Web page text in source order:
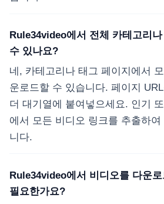
Rule34video에서 전체 카테고리
수 있나요?
네, 카테고리나 태그 페이지에서
운로드할 수 있습니다. 페이지
더 대기열에 붙여넣으세요. 인기
에서 모든 비디오 링크를 추출하
니다.
Rule34video에서 비디오를 다운로
필요한가요?